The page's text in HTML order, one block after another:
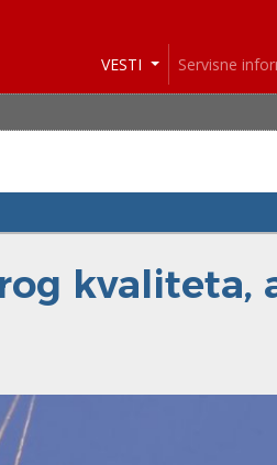
VESTI Servisne
kvaliteta,